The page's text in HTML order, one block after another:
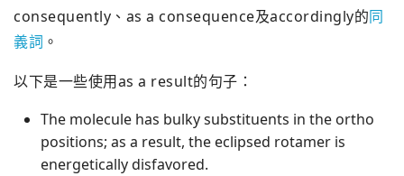
consequently、as a consequence及accordingly的同
義詞 。
以下是一些使用as a result的句子：
The molecule has bulky substituents in the ortho
positions; as a result, the eclipsed rotamer is
energetically disfavored.